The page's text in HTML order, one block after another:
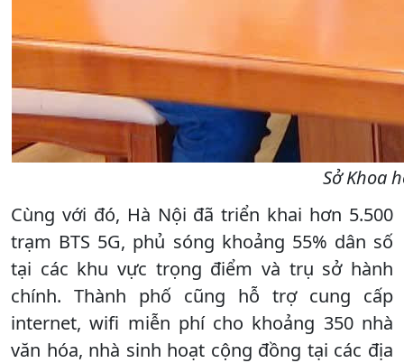
Sở Khoa
Cùng với đó, Hà Nội đã triển khai hơn 5.500
trạm BTS 5G, phủ sóng khoảng 55% dân số
tại các khu vực trọng điểm và trụ sở hành
chính. Thành phố cũng hỗ trợ cung cấp
internet, wifi miễn phí cho khoảng 350 nhà
văn hóa, nhà sinh hoạt cộng đồng tại các địa